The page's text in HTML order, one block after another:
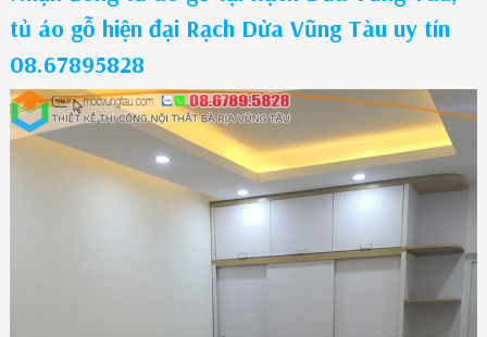
tủ áo gỗ hiện đại Rạch Dừa Vũng Tàu uy tín
08.67895828